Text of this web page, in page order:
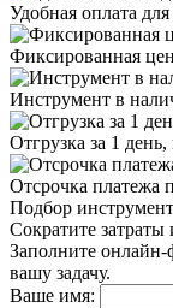
Удобная оплата
Фиксированная
Инструмент в
Отгрузка за 1 день,
Отсрочка платежа
Подбор
Сократите затраты
Заполните
вашу задачу.
Ваше имя: